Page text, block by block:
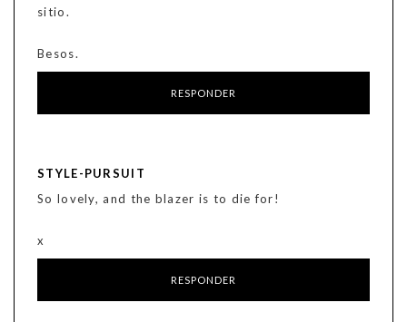
sitio.
Besos.
RESPONDER
STYLE-PURSUIT
So lovely, and the blazer is to die for!
x
RESPONDER